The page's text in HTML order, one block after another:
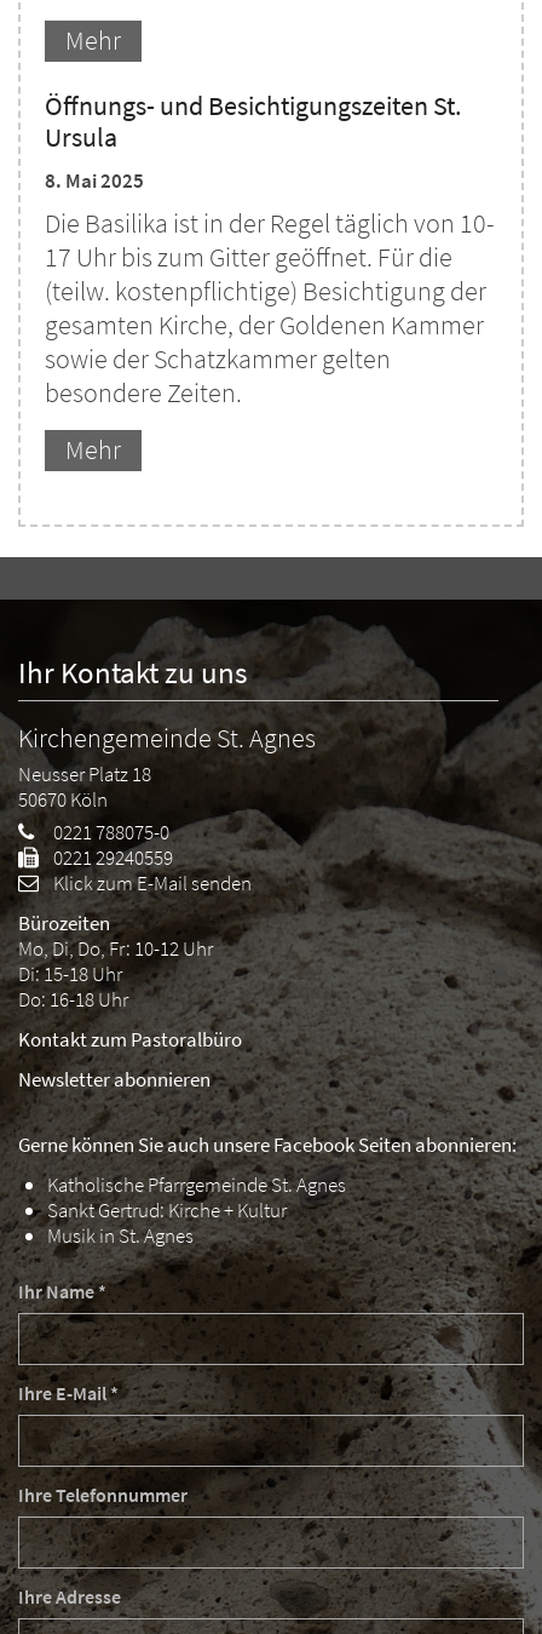
Mehr
Öffnungs- und Besichtigungszeiten St.
Ursula
8. Mai 2025
Die Basilika ist in der Regel täglich von 10-
17 Uhr bis zum Gitter geöffnet. Für die
(teilw. kostenpflichtige) Besichtigung der
gesamten Kirche, der Goldenen Kammer
sowie der Schatzkammer gelten
besondere Zeiten.
Mehr
Ihr Name *
Ihre E-Mail *
Ihre Telefonnummer
Ihre Adresse
Ihr Kontakt zu uns
Kirchengemeinde St. Agnes
Neusser Platz 18
50670Köln
0221 788075-0
0221 29240559
Klick zum E-Mail senden
Bürozeiten
Mo, Di, Do, Fr: 10-12 Uhr
Di: 15-18 Uhr
Do: 16-18 Uhr
Kontakt zum Pastoralbüro
Newsletter abonnieren
Gerne können Sie auch unsere Facebook Seiten abonnieren:
Katholische Pfarrgemeinde St. Agnes
Sankt Gertrud: Kirche + Kultur
Musik in St. Agnes